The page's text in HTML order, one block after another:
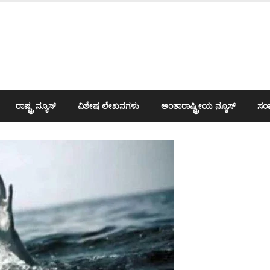
ರಾಷ್ಟ್ರ ನ್ಯೂಸ್ ವಿಶೇಷ ಲೇಖನಗಳು ಅಂತಾರಾಷ್ಟ್ರೀಯ ನ್ಯೂಸ್